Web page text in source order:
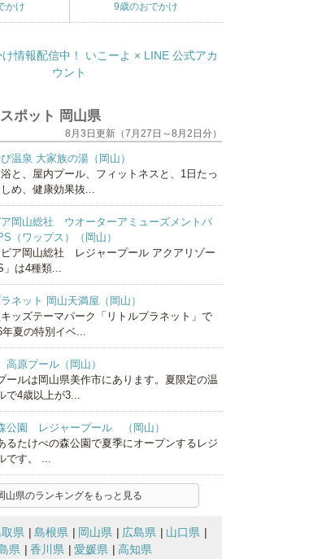
かけ 9歳のおでかけ
ポット 岡山県
8月3日更新（7月27日～8月2日分）
温泉 大家族の湯（岡山）
と、屋内プール、フィットネスと、1日たっ
め、健康効果抜...
岡山総社 ウオーターアミューズメントパ
（ワップス）（岡山）
ピア岡山総社 レジャープール アクアリゾー
」は4種類...
ネット 岡山天満屋（岡山）
ッズテーマパーク「リトルプラネット」で
年夏の特別イベ...
原プール（岡山）
ールは岡山県美作市にあります。夏限定の温
で4歳以上が3...
公園 レジャープール （岡山）
るたけべの森公園で夏季にオープンするレジ
です。 ...
山県のランキングをもっと見る
県 島根県 岡山県 広島県
山口県
県
香川県 愛媛県 高知県